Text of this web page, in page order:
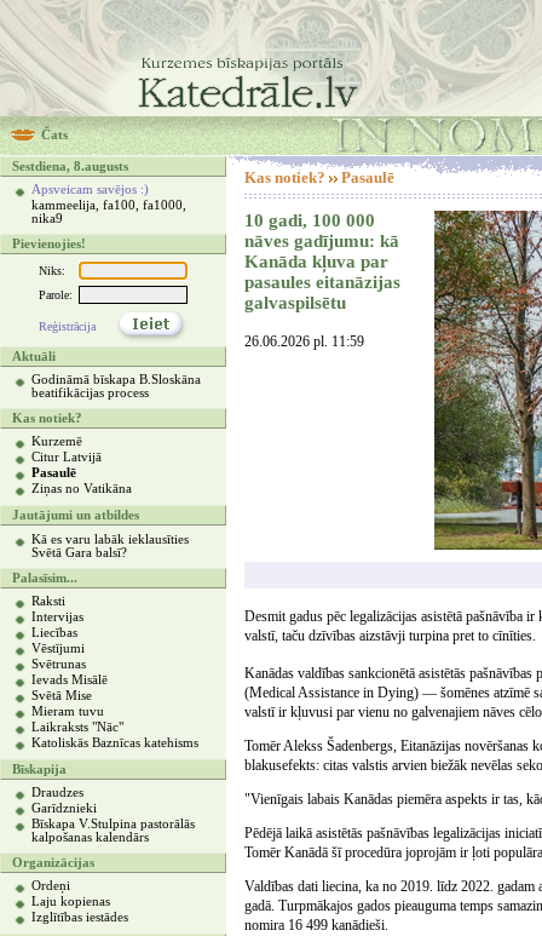
Čats
Sestdiena, 8.augusts
Apsveicam savējos :)
kammeelija, fa100, fa1000,
nika9
Pievienojies!
Niks:
Parole:
Reģistrācija
Aktuāli
Godināmā bīskapa B.Sloskāna
beatifikācijas process
Kas notiek?
Kurzemē
Citur Latvijā
Pasaulē
Ziņas no Vatikāna
Jautājumi un atbildes
Kā es varu labāk ieklausīties
Svētā Gara balsī?
Palasīsim...
Raksti
Intervijas
Liecības
Vēstījumi
Svētrunas
Ievads Misālē
Svētā Mise
Mieram tuvu
Laikraksts "Nāc"
Katoliskās Baznīcas katehisms
Bīskapija
Draudzes
Garīdznieki
Bīskapa V.Stulpina pastorālās
kalpošanas kalendārs
Organizācijas
Ordeņi
Laju kopienas
Izglītības iestādes
Kas notiek? Pasaulē
10 gadi, 100 000
nāves gadījumu: kā
Kanāda kļuva par
pasaules eitanāzijas
galvaspilsētu
26.06.2026 pl. 11:59
Desmit gadus pēc legalizācijas asistētā pašnāvība
valstī, taču dzīvības aizstāvji turpina pret to cīnīties.
Kanādas valdības sankcionētā asistētās
(Medical Assistance in Dying) — šomēnes atzīmē
valstī ir kļuvusi par vienu no galvenajiem nāves
Tomēr Alekss Šadenbergs, Eitanāzijas
blakusefekts: citas valstis arvien biežāk nevēlas
"Vienīgais labais Kanādas piemēra aspekts ir tas,
Pēdējā laikā asistētās pašnāvības legalizācijas
Tomēr Kanādā šī procedūra joprojām ir ļoti
Valdības dati liecina, ka no 2019. līdz 2022. gadam
gadā. Turpmākajos gados pieauguma temps
nomira 16 499 kanādieši.